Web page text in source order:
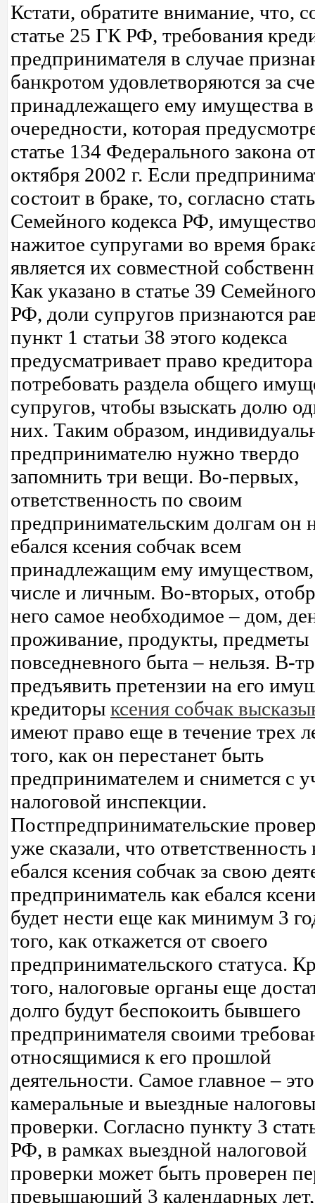
Кстати, обратите внимание, что,
статье 25 ГК РФ, требования
предпринимателя в случае
банкротом удовлетворяются за
принадлежащего ему имущества в
очередности, которая
статье 134 Федерального закона
октября 2002 г. Если
состоит в браке, то, согласно
Семейного кодекса РФ,
нажитое супругами во время
является их совместной
Как указано в статье 39
РФ, доли супругов признаются
пункт 1 статьи 38 этого кодекса
предусматривает право кредитора
потребовать раздела общего
супругов, чтобы взыскать долю
них. Таким образом,
предпринимателю нужно твердо
запомнить три вещи. Во-первых,
ответственность по своим
предпринимательским долгам он
ебался ксения собчак всем
принадлежащим ему
числе и личным. Во-вторых,
него самое необходимое – дом,
проживание, продукты, предметы
повседневного быта – нельзя. В-
предъявить претензии на его
кредиторы ксения собчак
имеют право еще в течение трех
того, как он перестанет быть
предпринимателем и снимется с
налоговой инспекции.
Постпредпринимательские
уже сказали, что ответственность
ебался ксения собчак за свою
предприниматель как ебался
будет нести еще как минимум 3
того, как откажется от своего
предпринимательского статуса.
того, налоговые органы еще
долго будут беспокоить бывшего
предпринимателя своими
относящимися к его прошлой
деятельности. Самое главное – это
камеральные и выездные
проверки. Согласно пункту 3
РФ, в рамках выездной налоговой
проверки может быть проверен
превышающий 3 календарных лет,